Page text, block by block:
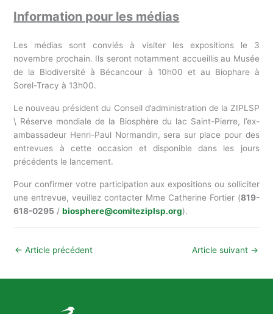
Information pour les médias
Les médias sont conviés à visiter les expositions le 3
novembre prochain. Ils seront notamment accueillis au Musée
de la Biodiversité à Bécancour à 10h00 et au Biophare à
Sorel-Tracy à 13h00.
Le nouveau président du Conseil d’administration de la ZIPLSP
\ Réserve mondiale de la Biosphère du lac Saint-Pierre, l’ex-
ambassadeur Henri-Paul Normandin, sera sur place pour des
entrevues à cette occasion et disponible dans les jours
précédents le lancement.
Pour confirmer votre participation aux expositions ou solliciter
une entrevue, veuillez contacter Mme Catherine Fortier (819-
618-0295 /biosphere@comiteziplsp.org).
← Article précédent Article suivant →